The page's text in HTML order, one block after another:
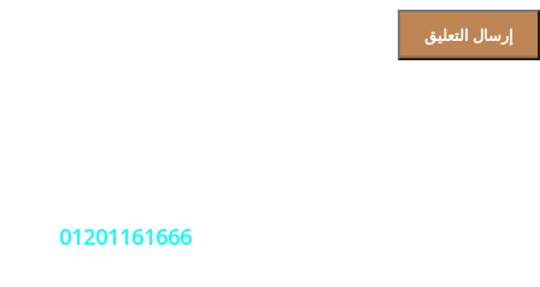
01201161666